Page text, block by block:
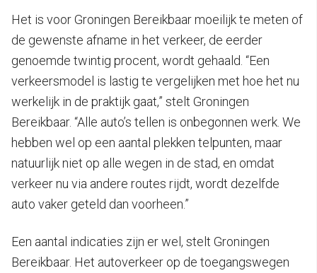
Het is voor Groningen Bereikbaar moeilijk te meten of
de gewenste afname in het verkeer, de eerder
genoemde twintig procent, wordt gehaald. “Een
verkeersmodel is lastig te vergelijken met hoe het nu
werkelijk in de praktijk gaat,” stelt Groningen
Bereikbaar. “Alle auto’s tellen is onbegonnen werk. We
hebben wel op een aantal plekken telpunten, maar
natuurlijk niet op alle wegen in de stad, en omdat
verkeer nu via andere routes rijdt, wordt dezelfde
auto vaker geteld dan voorheen.”
Een aantal indicaties zijn er wel, stelt Groningen
Bereikbaar. Het autoverkeer op de toegangswegen